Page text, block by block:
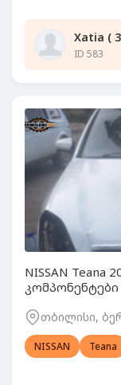
Xatia (
ID 583
NISSAN Teana
კომპონენტები
თბილისი,
NISSAN Teana